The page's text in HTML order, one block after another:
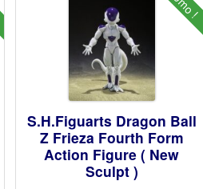
S.H.Figuarts Dragon Ball
Z Frieza Fourth Form
Action Figure ( New
Sculpt )